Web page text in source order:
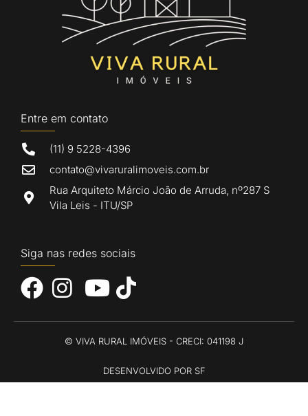
Entre em contato
(11) 9 5228-4396
contato@vivaruralimoveis.com.br
Rua Arquiteto Márcio João de Arruda, nº287 S
Vila Leis - ITU/SP
Siga nas redes sociais
© VIVA RURAL IMÓVEIS - CRECI: 041198 J
DESENVOLVIDO POR SF